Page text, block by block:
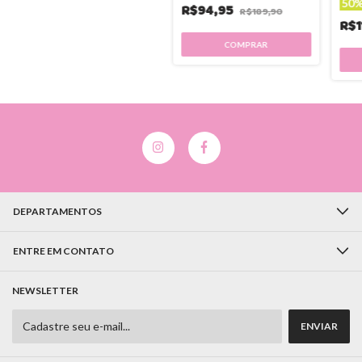
R$94,95 R$189,90
COMPRAR
DEPARTAMENTOS
ENTRE EM CONTATO
NEWSLETTER